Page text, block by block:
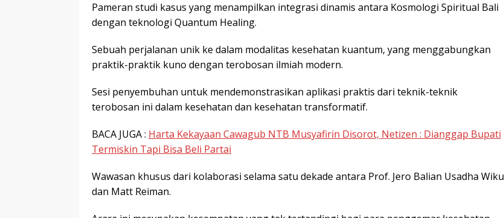
Pameran studi kasus yang menampilkan integrasi dinamis antara Kosmologi Spiritual Bali
dengan teknologi Quantum Healing.
Sebuah perjalanan unik ke dalam modalitas kesehatan kuantum, yang menggabungkan
praktik-praktik kuno dengan terobosan ilmiah modern.
Sesi penyembuhan untuk mendemonstrasikan aplikasi praktis dari teknik-teknik
terobosan ini dalam kesehatan dan kesehatan transformatif.
BACA JUGA : Harta Kekayaan Cawagub NTB Musyafirin Disorot, Netizen : Dianggap Bupati
Termiskin Tapi Bisa Beli Partai
Wawasan khusus dari kolaborasi selama satu dekade antara Prof. Jero Balian Usadha Wiku
dan Matt Reiman.